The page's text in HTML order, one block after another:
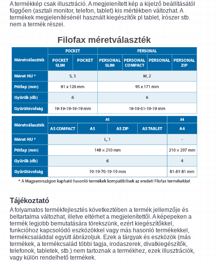
A termékkép csak illusztráció. A megjelenített kép a kijelző beállításától
függően (asztali monitor, telefon, tablet) kis mértékben változhat. A
termékek megjelenítésénél használt kiegészítők pl tablet, írószer stb.
nem a termék részei.
Filofax méretválaszték
Tájékoztató
A folyamatos termékfejlesztés következtében a termék jellemzője és
beltartalma változhat, illetve eltérhet a megjelenítettől. A képepeken a
termék legjobb bemutatására törekszünk, ezért kiegészítőkkel,
funkcióhoz kapcsolódó eszközökkel vagy más hasonló termékekkel,
termékcsaláddal együtt ábrázoljuk. Ezek a tárgyak és eszközök (más
termékek, a termékcsalád többi tagja, irodaszerek, divatkiegészítők,
telefonok, tabletek, stb.) nem tartoznak a termékhez, ezek illusztrációk,
vagy külön rendelhető termékek.